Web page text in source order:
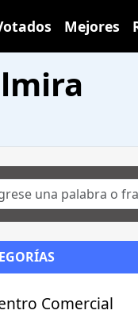
Mejores
Comercial